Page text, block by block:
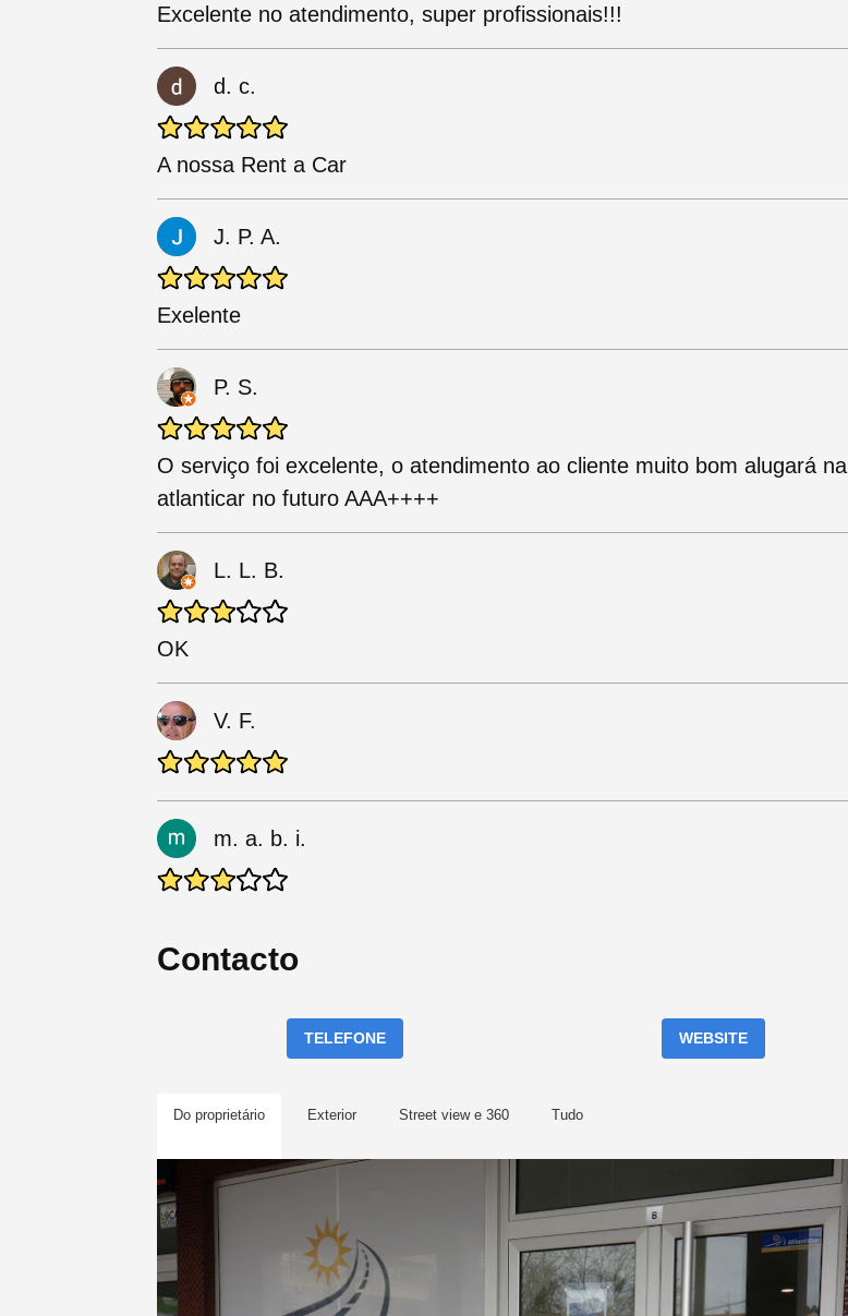
Excelente no atendimento, super profissionais!!!
d. c.
A nossa Rent a Car
J. P. A.
Exelente
P. S.
O serviço foi excelente, o atendimento ao cliente muito bom alugará na
atlanticar no futuro AAA++++
L. L. B.
OK
V. F.
m. a. b. i.
Contacto
TELEFONE WEBSITE
Do proprietário Exterior Street view e 360 Tudo